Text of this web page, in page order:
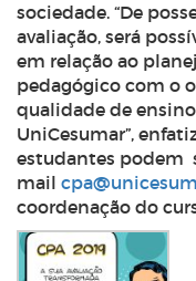
sociedade. “De
avaliação, será
em relação ao
pedagógico com o
qualidade de
UniCesumar”,
estudantes podem
mail
coordenação do